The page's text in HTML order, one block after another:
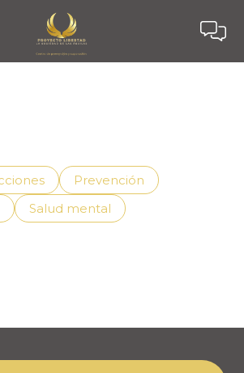
Prevención
Salud mental